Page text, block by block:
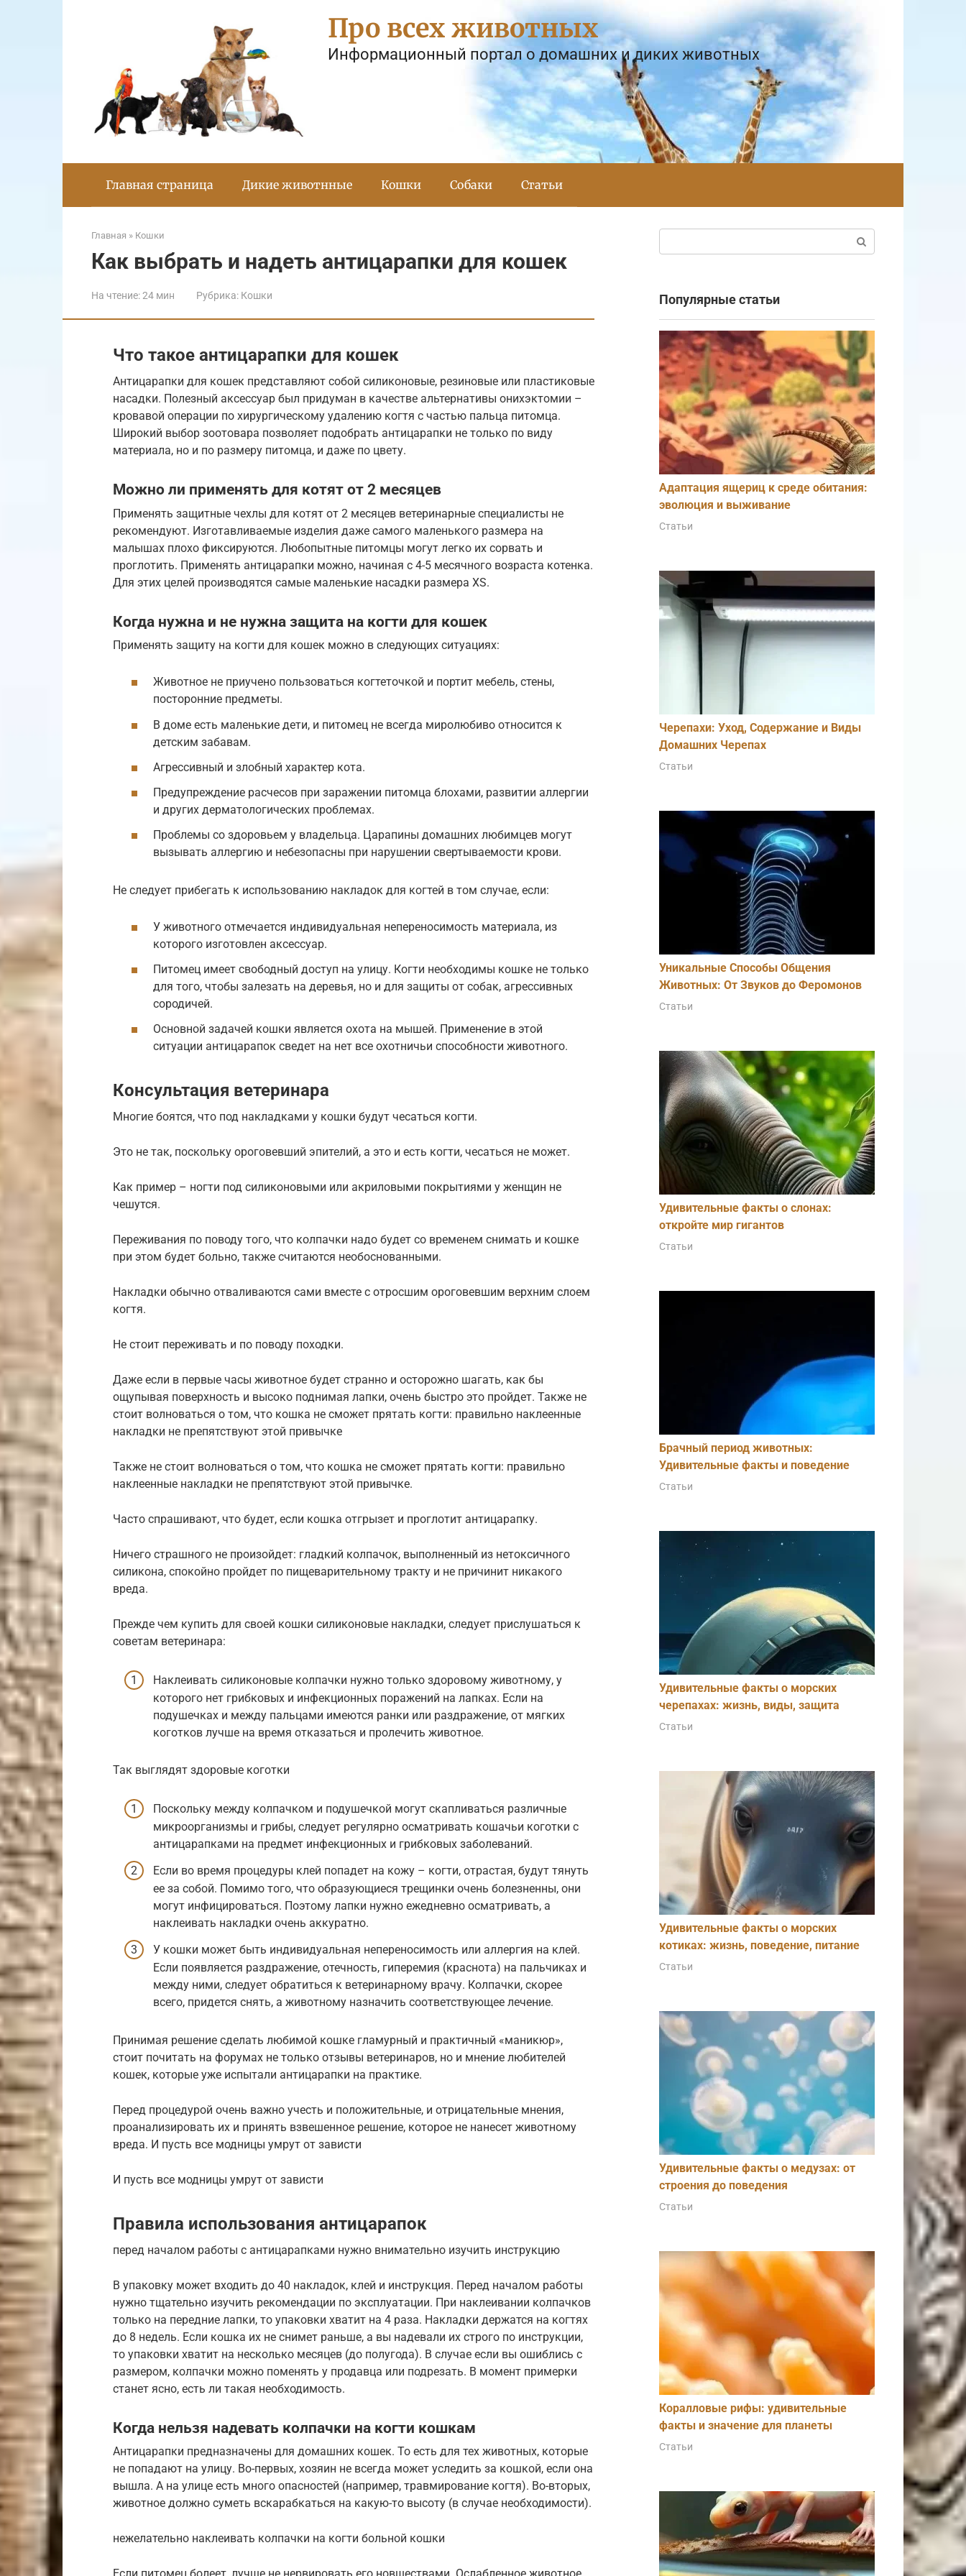
Про всех животных
Информационный портал о домашних и диких животных
Главная страница Дикие животнные Кошки Собаки Статьи
Главная » Кошки
Как выбрать и надеть антицарапки для кошек
На чтение:24 мин Рубрика: Кошки
Что такое антицарапки для кошек
Антицарапки для кошек представляют собой силиконовые, резиновые или пластиковые
насадки. Полезный аксессуар был придуман в качестве альтернативы онихэктомии –
кровавой операции по хирургическому удалению когтя с частью пальца питомца.
Широкий выбор зоотовара позволяет подобрать антицарапки не только по виду
материала, но и по размеру питомца, и даже по цвету.
Можно ли применять для котят от 2 месяцев
Применять защитные чехлы для котят от 2 месяцев ветеринарные специалисты не
рекомендуют. Изготавливаемые изделия даже самого маленького размера на
малышах плохо фиксируются. Любопытные питомцы могут легко их сорвать и
проглотить. Применять антицарапки можно, начиная с 4-5 месячного возраста котенка.
Для этих целей производятся самые маленькие насадки размера XS.
Когда нужна и не нужна защита на когти для кошек
Применять защиту на когти для кошек можно в следующих ситуациях:
Животное не приучено пользоваться когтеточкой и портит мебель, стены,
посторонние предметы.
В доме есть маленькие дети, и питомец не всегда миролюбиво относится к
детским забавам.
Агрессивный и злобный характер кота.
Предупреждение расчесов при заражении питомца блохами, развитии аллергии
и других дерматологических проблемах.
Проблемы со здоровьем у владельца. Царапины домашних любимцев могут
вызывать аллергию и небезопасны при нарушении свертываемости крови.
Не следует прибегать к использованию накладок для когтей в том случае, если:
У животного отмечается индивидуальная непереносимость материала, из
которого изготовлен аксессуар.
Питомец имеет свободный доступ на улицу. Когти необходимы кошке не только
для того, чтобы залезать на деревья, но и для защиты от собак, агрессивных
сородичей.
Основной задачей кошки является охота на мышей. Применение в этой
ситуации антицарапок сведет на нет все охотничьи способности животного.
Консультация ветеринара
Многие боятся, что под накладками у кошки будут чесаться когти.
Это не так, поскольку ороговевший эпителий, а это и есть когти, чесаться не может.
Как пример – ногти под силиконовыми или акриловыми покрытиями у женщин не
чешутся.
Переживания по поводу того, что колпачки надо будет со временем снимать и кошке
при этом будет больно, также считаются необоснованными.
Накладки обычно отваливаются сами вместе с отросшим ороговевшим верхним слоем
когтя.
Не стоит переживать и по поводу походки.
Даже если в первые часы животное будет странно и осторожно шагать, как бы
ощупывая поверхность и высоко поднимая лапки, очень быстро это пройдет. Также не
стоит волноваться о том, что кошка не сможет прятать когти: правильно наклеенные
накладки не препятствуют этой привычке
Также не стоит волноваться о том, что кошка не сможет прятать когти: правильно
наклеенные накладки не препятствуют этой привычке.
Часто спрашивают, что будет, если кошка отгрызет и проглотит антицарапку.
Ничего страшного не произойдет: гладкий колпачок, выполненный из нетоксичного
силикона, спокойно пройдет по пищеварительному тракту и не причинит никакого
вреда.
Прежде чем купить для своей кошки силиконовые накладки, следует прислушаться к
советам ветеринара:
Наклеивать силиконовые колпачки нужно только здоровому животному, у
которого нет грибковых и инфекционных поражений на лапках. Если на
подушечках и между пальцами имеются ранки или раздражение, от мягких
коготков лучше на время отказаться и пролечить животное.
Так выглядят здоровые коготки
Поскольку между колпачком и подушечкой могут скапливаться различные
микроорганизмы и грибы, следует регулярно осматривать кошачьи коготки с
антицарапками на предмет инфекционных и грибковых заболеваний.
Если во время процедуры клей попадет на кожу – когти, отрастая, будут тянуть
ее за собой. Помимо того, что образующиеся трещинки очень болезненны, они
могут инфицироваться. Поэтому лапки нужно ежедневно осматривать, а
наклеивать накладки очень аккуратно.
У кошки может быть индивидуальная непереносимость или аллергия на клей.
Если появляется раздражение, отечность, гиперемия (краснота) на пальчиках и
между ними, следует обратиться к ветеринарному врачу. Колпачки, скорее
всего, придется снять, а животному назначить соответствующее лечение.
Принимая решение сделать любимой кошке гламурный и практичный «маникюр»,
стоит почитать на форумах не только отзывы ветеринаров, но и мнение любителей
кошек, которые уже испытали антицарапки на практике.
Перед процедурой очень важно учесть и положительные, и отрицательные мнения,
проанализировать их и принять взвешенное решение, которое не нанесет животному
вреда. И пусть все модницы умрут от зависти
И пусть все модницы умрут от зависти
Правила использования антицарапок
перед началом работы с антицарапками нужно внимательно изучить инструкцию
В упаковку может входить до 40 накладок, клей и инструкция. Перед началом работы
нужно тщательно изучить рекомендации по эксплуатации. При наклеивании колпачков
только на передние лапки, то упаковки хватит на 4 раза. Накладки держатся на когтях
до 8 недель. Если кошка их не снимет раньше, а вы надевали их строго по инструкции,
то упаковки хватит на несколько месяцев (до полугода). В случае если вы ошиблись с
размером, колпачки можно поменять у продавца или подрезать. В момент примерки
станет ясно, есть ли такая необходимость.
Когда нельзя надевать колпачки на когти кошкам
Антицарапки предназначены для домашних кошек. То есть для тех животных, которые
не попадают на улицу. Во-первых, хозяин не всегда может уследить за кошкой, если она
вышла. А на улице есть много опасностей (например, травмирование когтя). Во-вторых,
животное должно суметь вскарабкаться на какую-то высоту (в случае необходимости).
нежелательно наклеивать колпачки на когти больной кошки
Популярные статьи
Адаптация ящериц к среде обитания:
эволюция и выживание
Статьи
Черепахи: Уход, Содержание и Виды
Домашних Черепах
Статьи
Уникальные Способы Общения
Животных: От Звуков до Феромонов
Статьи
Удивительные факты о слонах:
откройте мир гигантов
Статьи
Брачный период животных:
Удивительные факты и поведение
Статьи
Удивительные факты о морских
черепахах: жизнь, виды, защита
Статьи
Удивительные факты о морских
котиках: жизнь, поведение, питание
Статьи
Удивительные факты о медузах: от
строения до поведения
Статьи
Коралловые рифы: удивительные
факты и значение для планеты
Статьи